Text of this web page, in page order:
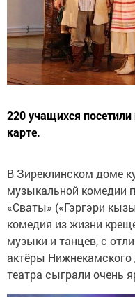
220 учащихся
карте.
В Зиреклинском доме
музыкальной комедии
«Сваты» («Гэргэри
комедия из жизни
музыки и танцев, с
актёры Нижнекамского
театра сыграли очень